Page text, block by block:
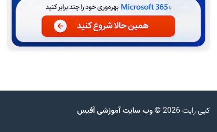
کپی رایت 2026 © وب سایت آموزشی آفیس